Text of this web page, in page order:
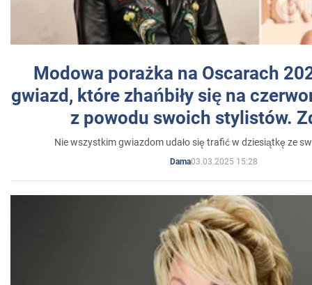
Modowa porażka na Oscarach
gwiazd, które zhańbiły się na
z powodu swoich stylistów.
Nie wszystkim gwiazdom udało się trafić w dziesiątkę ze
Dama03.03.2025 15:28